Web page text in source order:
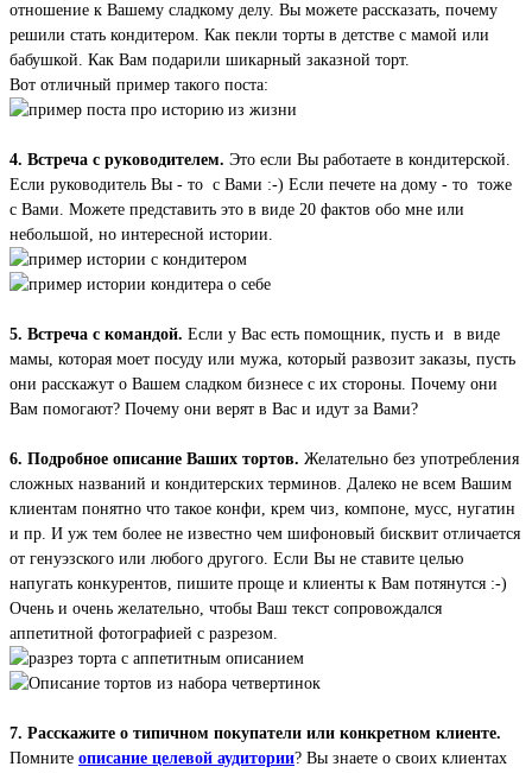
отношение к Вашему сладкому делу. Вы можете рассказать, почему
решили стать кондитером. Как пекли торты в детстве с мамой или
бабушкой. Как Вам подарили шикарный заказной торт.
Вот отличный пример такого поста:
4. Встреча с руководителем. Это если Вы работаете в кондитерской.
Если руководитель Вы - то с Вами :-) Если печете на дому - то тоже
с Вами. Можете представить это в виде 20 фактов обо мне или
небольшой, но интересной истории.
5. Встреча с командой. Если у Вас есть помощник, пусть и в виде
мамы, которая моет посуду или мужа, который развозит заказы, пусть
они расскажут о Вашем сладком бизнесе с их стороны. Почему они
Вам помогают? Почему они верят в Вас и идут за Вами?
6. Подробное описание Ваших тортов. Желательно без употребления
сложных названий и кондитерских терминов. Далеко не всем Вашим
клиентам понятно что такое конфи, крем чиз, компоне, мусс, нугатин
и пр. И уж тем более не известно чем шифоновый бисквит отличается
от генуэзского или любого другого. Если Вы не ставите целью
напугать конкурентов, пишите проще и клиенты к Вам потянутся :-)
Очень и очень желательно, чтобы Ваш текст сопровождался
аппетитной фотографией с разрезом.
7. Расскажите о типичном покупатели или конкретном клиенте.
Помните описание целевой аудитории? Вы знаете о своих клиентах